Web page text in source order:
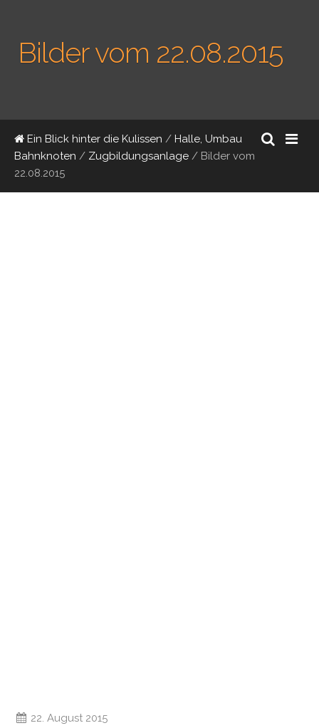
Bilder vom 22.08.2015
Ein Blick hinter die Kulissen / Halle, Umbau
Bahnknoten / Zugbildungsanlage / Bilder vom
22.08.2015
22. August 2015